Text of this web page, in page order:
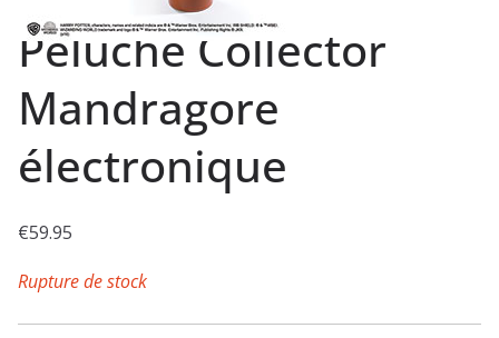
Peluche Collector
Mandragore
électronique
€59.95
Rupture de stock